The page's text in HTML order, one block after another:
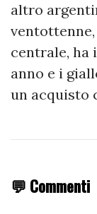
altro
centrale, ha
anno e i
un acquisto
💬 Commenti